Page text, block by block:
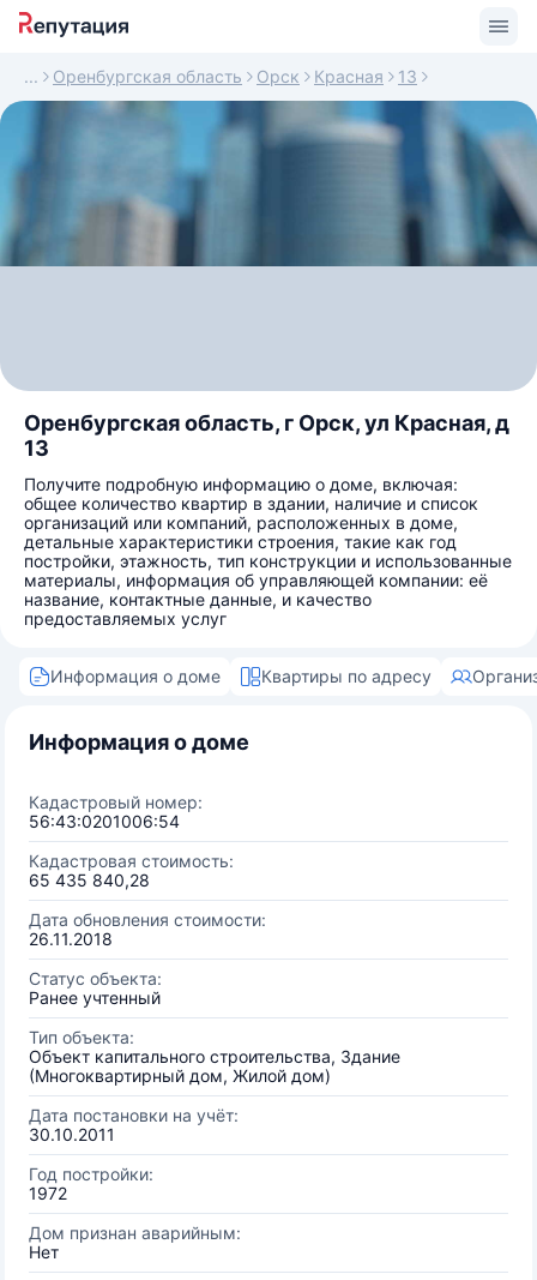
Оренбургская область Орск Красная 13
Оренбургская область, г Орск, ул Красная, д
13
Получите подробную информацию о доме, включая:
общее количество квартир в здании, наличие и список
организаций или компаний, расположенных в доме,
детальные характеристики строения, такие как год
постройки, этажность, тип конструкции и использованные
материалы, информация об управляющей компании: её
название, контактные данные, и качество
предоставляемых услуг
Информация о доме Квартиры по адресу
Информация о доме
Кадастровый номер:
56:43:0201006:54
Кадастровая стоимость:
65 435 840,28
Дата обновления стоимости:
26.11.2018
Статус объекта:
Ранее учтенный
Тип объекта:
Объект капитального строительства, Здание
(Многоквартирный дом, Жилой дом)
Дата постановки на учёт:
30.10.2011
Год постройки:
1972
Дом признан аварийным:
Нет